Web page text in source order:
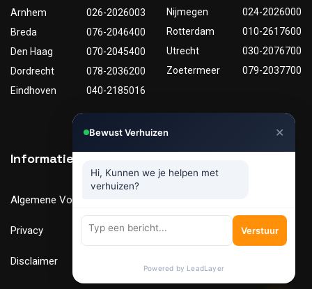
Arnhem
026-2026003
Breda
076-2046400
Den Haag
070-2045400
Dordrecht
078-2036200
Eindhoven
040-2185016
Nijmegen
024-2026000
Rotterdam
010-2617600
Utrecht
030-2076700
Zoetermeer
079-2037700
Informatie
Algemene Voorwaarden
Privacy
Disclaimer
Verhuismaterialen
Bewust Verhuizen ✕
Hi, Kunnen we je helpen met
verhuizen?
Verstuur
Powered by LeadLayer